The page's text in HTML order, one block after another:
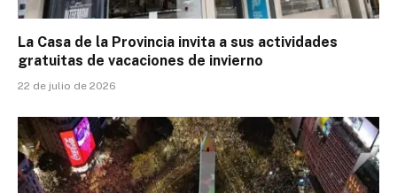
La Casa de la Provincia invita a sus actividades
gratuitas de vacaciones de invierno
22 de julio de 2026